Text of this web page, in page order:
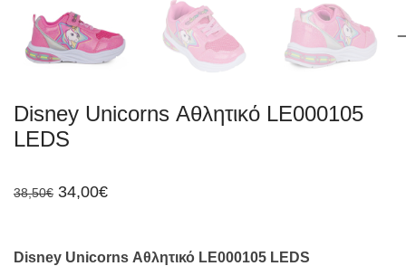
Disney Unicorns Αθλητικό LE000105
LEDS
38,50€ Original
34,00€Η
34,00€.
Disney Unicorns Αθλητικό LE000105 LEDS